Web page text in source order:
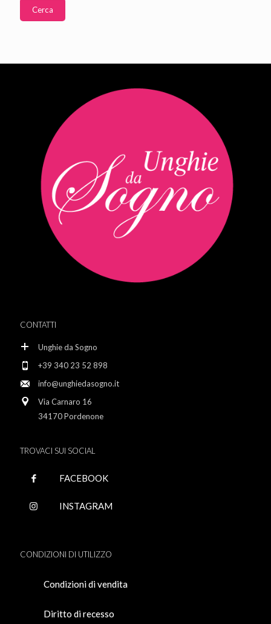
Cerca
CONTATTI
Unghie da Sogno
+39 340 23 52 898
info@unghiedasogno.it
Via Carnaro 16
34170 Pordenone
TROVACI SUI SOCIAL
FACEBOOK
INSTAGRAM
CONDIZIONI DI UTILIZZO
Condizioni di vendita
Diritto di recesso